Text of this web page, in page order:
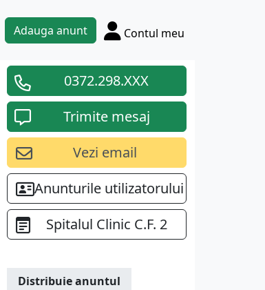
Adauga anunt Contul meu
0372.298.XXX
Trimite mesaj
Vezi email
Anunturile utilizatorului
Spitalul Clinic C.F. 2
Distribuie anuntul